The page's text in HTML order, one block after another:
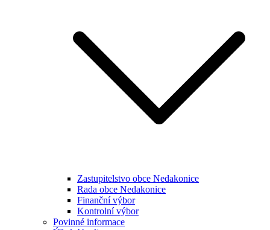
Zastupitelstvo obce Nedakonice
Rada obce Nedakonice
Finanční výbor
Kontrolní výbor
Povinné informace